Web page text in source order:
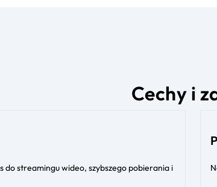
Cechy i
do streamingu wideo, szybszego pobierania i